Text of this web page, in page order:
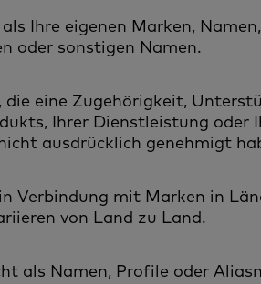
Ihre eigenen Marken, Namen,
oder sonstigen Namen.
die eine Zugehörigkeit,
Ihrer Dienstleistung oder
ausdrücklich genehmigt
Verbindung mit Marken in
von Land zu Land.
als Namen, Profile oder